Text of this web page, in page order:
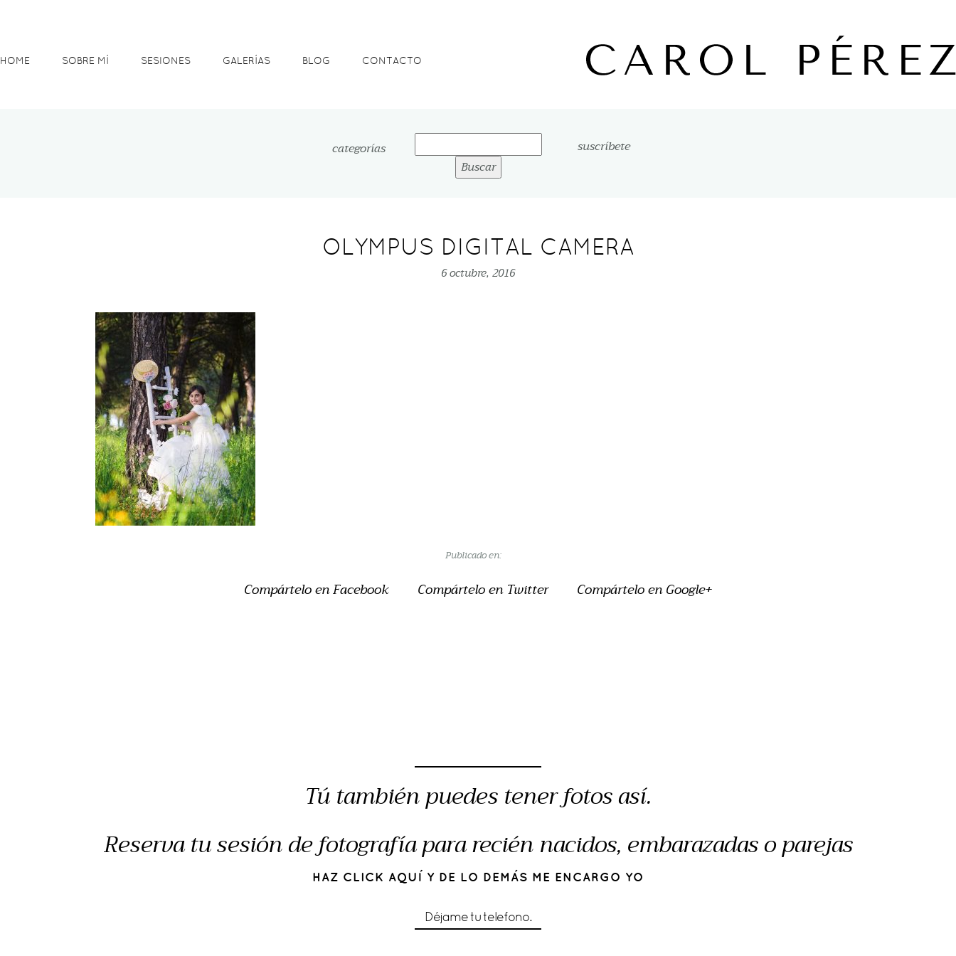
HOME SOBRE MÍ SESIONES GALERÍAS BLOG CONTACTO
categorías
Buscar: suscríbete
OLYMPUS DIGITAL CAMERA
6 octubre, 2016
Publicado en:
Compártelo en Facebook Compártelo en Twitter Compártelo en Google+
Tú también puedes tener fotos así.
Reserva tu sesión de fotografía para recién nacidos, embarazadas o parejas
HAZ CLICK AQUÍ Y DE LO DEMÁS ME ENCARGO YO
Déjame tu telefono.